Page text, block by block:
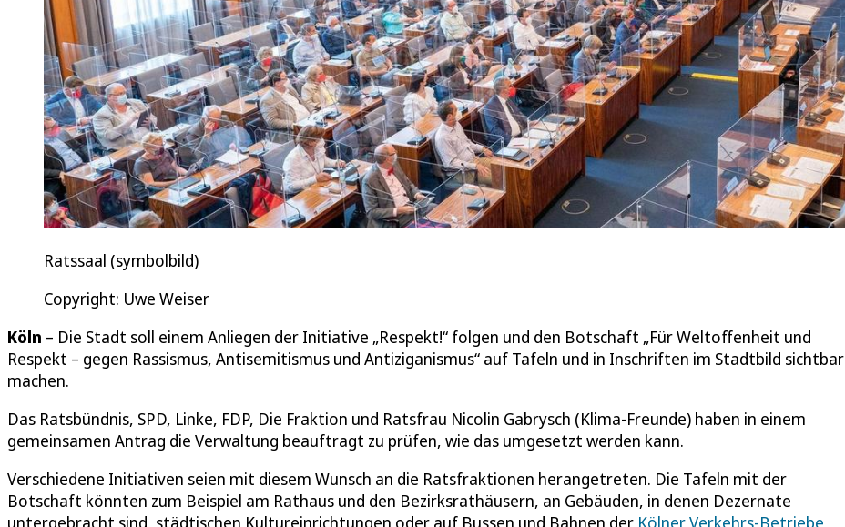
Ratssaal (symbolbild)
Copyright: Uwe Weiser
Köln – Die Stadt soll einem Anliegen der Initiative „Respekt!“ folgen und den Botschaft „Für Weltoffenheit und
Respekt – gegen Rassismus, Antisemitismus und Antiziganismus“ auf Tafeln und in Inschriften im Stadtbild sichtbar
machen.
Das Ratsbündnis, SPD, Linke, FDP, Die Fraktion und Ratsfrau Nicolin Gabrysch (Klima-Freunde) haben in einem
gemeinsamen Antrag die Verwaltung beauftragt zu prüfen, wie das umgesetzt werden kann.
Verschiedene Initiativen seien mit diesem Wunsch an die Ratsfraktionen herangetreten. Die Tafeln mit der
Botschaft könnten zum Beispiel am Rathaus und den Bezirksrathäusern, an Gebäuden, in denen Dezernate
untergebracht sind, städtischen Kultureinrichtungen oder auf Bussen und Bahnen der Kölner Verkehrs-Betriebe